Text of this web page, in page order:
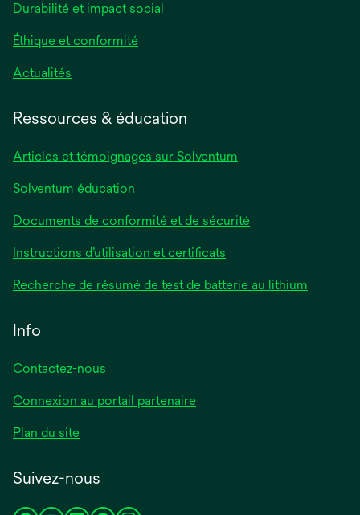
Durabilité et impact social
Éthique et conformité
Actualités
Ressources & éducation
Articles et témoignages sur Solventum
Solventum éducation
Documents de conformité et de sécurité
Instructions d’utilisation et certificats
Recherche de résumé de test de batterie au lithium
Info
Contactez-nous
Connexion au portail partenaire
Plan du site
Suivez-nous